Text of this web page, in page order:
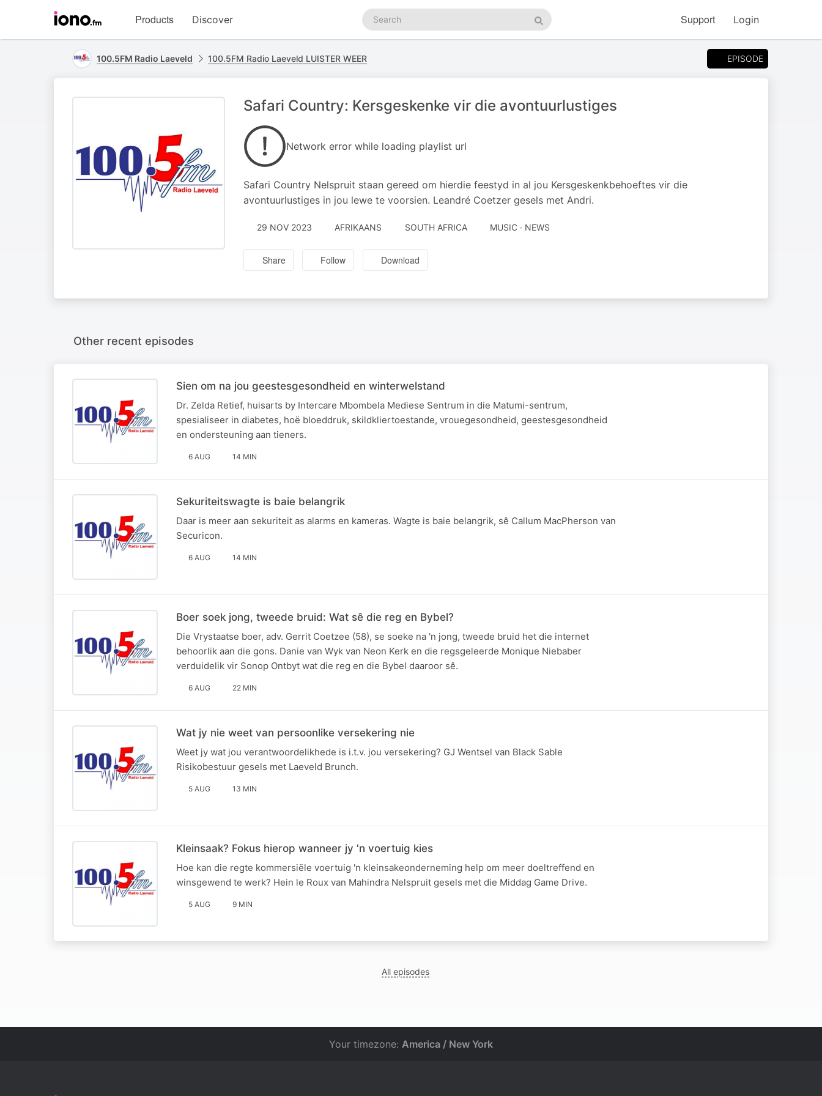
homepage
Products Discover
Search
podcasts
Search
Support Login
100.5FM Radio Laeveld 100.5FM Radio Laeveld LUISTER WEER EPISODE
Safari Country: Kersgeskenke vir die avontuurlustiges
Network error while loading playlist url
Safari Country Nelspruit staan gereed om hierdie feestyd in al jou Kersgeskenkbehoeftes vir die
avontuurlustiges in jou lewe te voorsien. Leandré Coetzer gesels met Andri.
29 NOV 2023 AFRIKAANS SOUTH AFRICA MUSIC · NEWS
Share Follow Download
Other recent episodes
Sien om na jou geestesgesondheid en winterwelstand
Dr. Zelda Retief, huisarts by Intercare Mbombela Mediese Sentrum in die Matumi-sentrum,
spesialiseer in diabetes, hoë bloeddruk, skildkliertoestande, vrouegesondheid, geestesgesondheid
en ondersteuning aan tieners.
6 AUG 14 MIN
Sekuriteitswagte is baie belangrik
Daar is meer aan sekuriteit as alarms en kameras. Wagte is baie belangrik, sê Callum MacPherson van
Securicon.
6 AUG 14 MIN
Boer soek jong, tweede bruid: Wat sê die reg en Bybel?
Die Vrystaatse boer, adv. Gerrit Coetzee (58), se soeke na 'n jong, tweede bruid het die internet
behoorlik aan die gons. Danie van Wyk van Neon Kerk en die regsgeleerde Monique Niebaber
verduidelik vir Sonop Ontbyt wat die reg en die Bybel daaroor sê.
6 AUG 22 MIN
Wat jy nie weet van persoonlike versekering nie
Weet jy wat jou verantwoordelikhede is i.t.v. jou versekering? GJ Wentsel van Black Sable
Risikobestuur gesels met Laeveld Brunch.
5 AUG 13 MIN
Kleinsaak? Fokus hierop wanneer jy 'n voertuig kies
Hoe kan die regte kommersiële voertuig 'n kleinsakeonderneming help om meer doeltreffend en
winsgewend te werk? Hein le Roux van Mahindra Nelspruit gesels met die Middag Game Drive.
5 AUG 9 MIN
All episodes
Your timezone: America / New York